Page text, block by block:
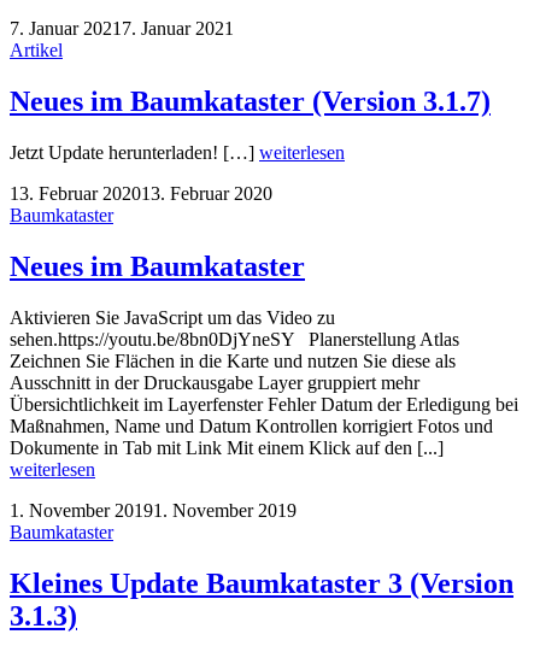
7. Januar 2021 7. Januar 2021
Artikel
Neues im Baumkataster (Version 3.1.7)
Jetzt Update herunterladen! […] weiterlesen
13. Februar 202013. Februar 2020
Baumkataster
Neues im Baumkataster
Aktivieren Sie JavaScript um das Video zu
sehen.https://youtu.be/8bn0DjYneSY Planerstellung Atlas
Zeichnen Sie Flächen in die Karte und nutzen Sie diese als
Ausschnitt in der Druckausgabe Layer gruppiert mehr
Übersichtlichkeit im Layerfenster Fehler Datum der Erledigung bei
Maßnahmen, Name und Datum Kontrollen korrigiert Fotos und
Dokumente in Tab mit Link Mit einem Klick auf den [...]
weiterlesen
1. November 20191. November 2019
Baumkataster
Kleines Update Baumkataster 3 (Version
3.1.3)